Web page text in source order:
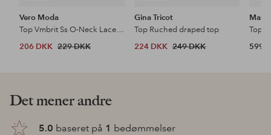
Vero Moda
Top Vmbrit Ss O-Neck Lace T-Shirt Jrs
206 DKK 229 DKK
Gina Tricot
Top Ruched draped top
224 DKK 249 DKK
Masai
Top
599
Det mener andre
5.0 baseret på 1 bedømmelser